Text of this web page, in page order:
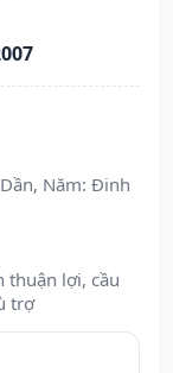
Năm: Đinh
thuận lợi, cầu
trợ